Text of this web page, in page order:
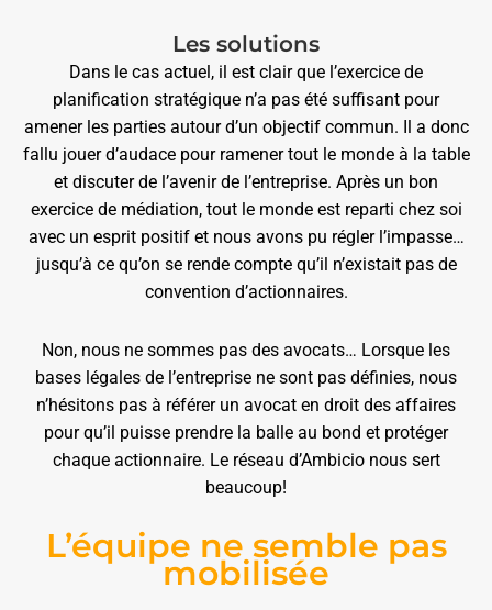
Les solutions
Dans le cas actuel, il est clair que l’exercice de
planification stratégique n’a pas été suffisant pour
amener les parties autour d’un objectif commun. Il a donc
fallu jouer d’audace pour ramener tout le monde à la table
et discuter de l’avenir de l’entreprise. Après un bon
exercice de médiation, tout le monde est reparti chez soi
avec un esprit positif et nous avons pu régler l’impasse…
jusqu’à ce qu’on se rende compte qu’il n’existait pas de
convention d’actionnaires.
Non, nous ne sommes pas des avocats… Lorsque les
bases légales de l’entreprise ne sont pas définies, nous
n’hésitons pas à référer un avocat en droit des affaires
pour qu’il puisse prendre la balle au bond et protéger
chaque actionnaire. Le réseau d’Ambicio nous sert
beaucoup!
L’équipe ne semble pas
mobilisée